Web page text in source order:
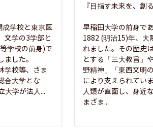
学校と東京医
文学の3学部と
学校の前身)で
した。
学校等、さま
合大学とな
大学が法人...
『目指す未来を、創
早稲田大学の前身で
1882 (明治15)年、大
れました。その歴史
とする「三大教旨」
野精神」「東西文明
により支えられていま
人類が直面し、身近
まざま...